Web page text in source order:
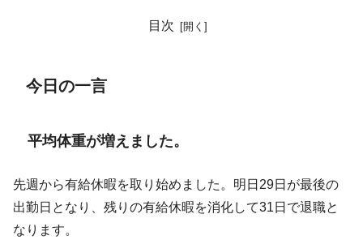
目次
今日の一言
平均体重が増えました。
先週から有給休暇を取り始めました。明日29日が最後の
出勤日となり、残りの有給休暇を消化して31日で退職と
なります。